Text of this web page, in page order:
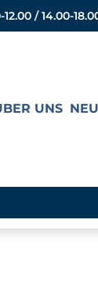
/ 14.00-
UNS